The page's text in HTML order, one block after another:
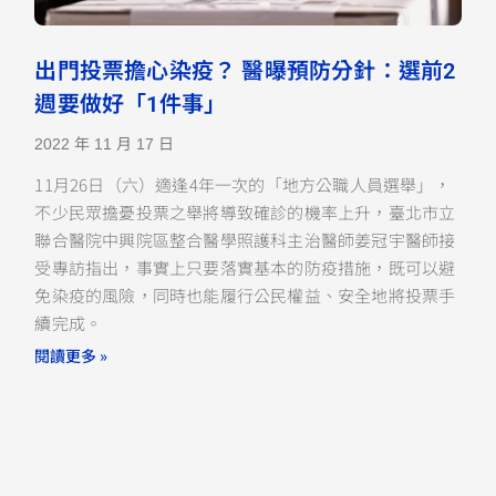
出門投票擔心染疫？ 醫曝預防分針：選前2
週要做好「1件事」
2022 年 11 月 17 日
11月26日（六）適逢4年一次的「地方公職人員選舉」，
不少民眾擔憂投票之舉將導致確診的機率上升，臺北市立
聯合醫院中興院區整合醫學照護科主治醫師姜冠宇醫師接
受專訪指出，事實上只要落實基本的防疫措施，既可以避
免染疫的風險，同時也能履行公民權益、安全地將投票手
續完成。
閱讀更多 »